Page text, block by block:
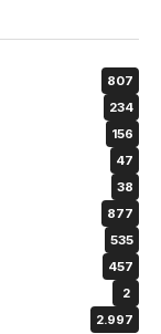
807
234
156
47
38
877
535
457
2
2.997